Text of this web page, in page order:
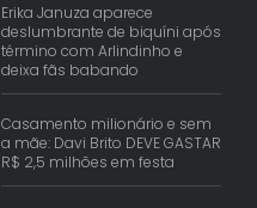
Erika Januza aparece
deslumbrante de biquíni após
término com Arlindinho e
deixa fãs babando
Casamento milionário e sem
a mãe: Davi Brito DEVE GASTAR
R$ 2,5 milhões em festa